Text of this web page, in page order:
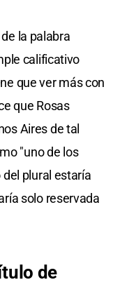
la palabra
calificativo
que ver más con
que Rosas
Aires de tal
"uno de los
del plural estaría
solo reservada
de